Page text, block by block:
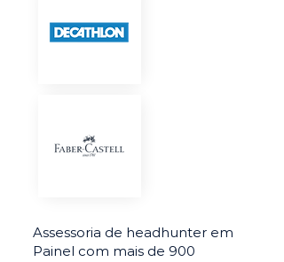
Assessoria de headhunter em
Painel com mais de 900